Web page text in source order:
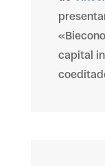
capital